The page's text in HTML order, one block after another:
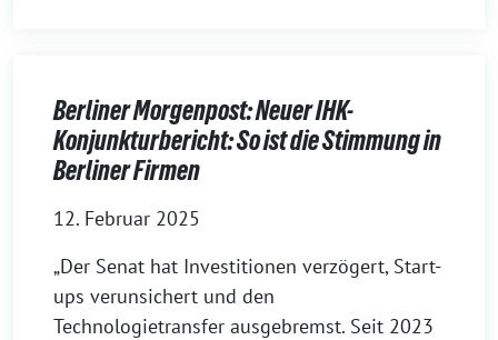
Berliner Morgenpost: Neuer IHK-
Konjunkturbericht: So ist die Stimmung in
Berliner Firmen
12. Februar 2025
„Der Senat hat Investitionen verzögert, Start-
ups verunsichert und den
Technologietransfer ausgebremst. Seit 2023